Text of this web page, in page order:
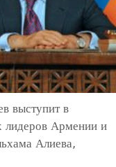
выступит в
лидеров Армении и
Алиева,